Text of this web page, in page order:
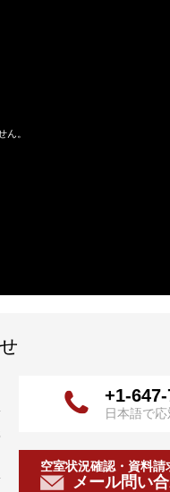
+1-
日本語で応
空室状況確認・資料
メール問い